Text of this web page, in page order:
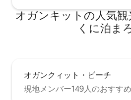
オガンキットの人気
くに泊ま
オガンクィット・ビーチ
現地メンバー149人のおすすめ